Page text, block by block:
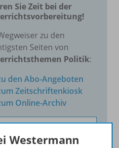
Sie Zeit bei der
zu den
Seiten von
Politik:
den Abo-Angeboten
Zeitschriftenkiosk
Online-Archiv
Westermann